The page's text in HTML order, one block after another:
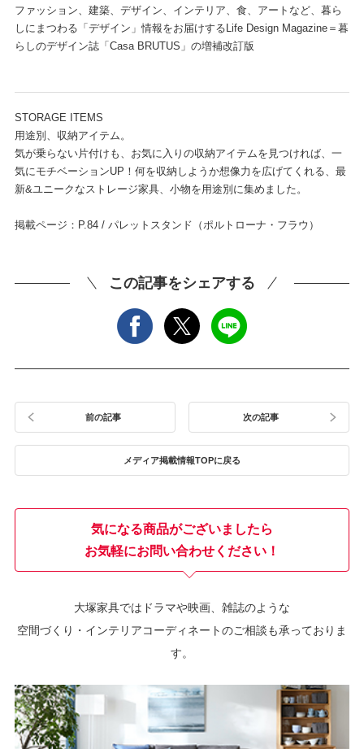
ファッション、建築、デザイン、インテリア、食、アートなど、暮ら
しにまつわる「デザイン」情報をお届けするLife Design Magazine＝暮
らしのデザイン誌「Casa BRUTUS」の増補改訂版
STORAGE ITEMS
用途別、収納アイテム。
気が乗らない片付けも、お気に入りの収納アイテムを見つければ、一
気にモチベーションUP！何を収納しようか想像力を広げてくれる、最
新&ユニークなストレージ家具、小物を用途別に集めました。
掲載ページ：P.84 / パレットスタンド（ポルトローナ・フラウ）
この記事をシェアする
前の記事
メディア掲載情報TOPに戻る
次の記事
気になる商品がございましたら
お気軽にお問い合わせください！
大塚家具ではドラマや映画、雑誌のような
空間づくり・インテリアコーディネートのご相談も承っておりま
す。